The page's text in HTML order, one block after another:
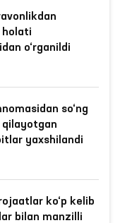
holati
o‘rganildi
so‘ng
yaxshilandi
ko‘p kelib
bilan manzilli